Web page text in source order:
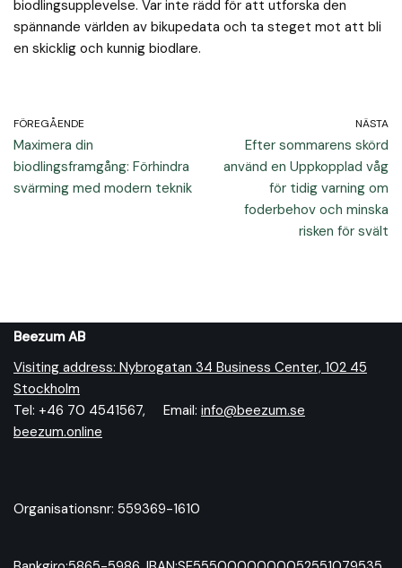
biodlingsupplevelse. Var inte rädd för att utforska den
spännande världen av bikupedata och ta steget mot att bli
en skicklig och kunnig biodlare.
FÖREGÅENDE
Maximera din
biodlingsframgång: Förhindra
svärming med modern teknik
NÄSTA
Efter sommarens skörd
använd en Uppkopplad våg
för tidig varning om
foderbehov och minska
risken för svält
Beezum AB
Visiting address: Nybrogatan 34 Business Center, 102 45
Stockholm
Tel: +46 70 4541567, Email: info@beezum.se
beezum.online
Organisationsnr: 559369-1610